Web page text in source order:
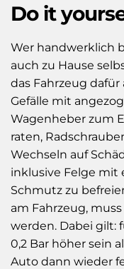
Do it
Wer handwerklich
auch zu Hause
das Fahrzeug
Gefälle mit
Wagenheber zum
raten,
Wechseln auf
inklusive Felge mit
Schmutz zu
am Fahrzeug,
werden. Dabei gilt:
0,2 Bar höher sein
Auto dann wieder